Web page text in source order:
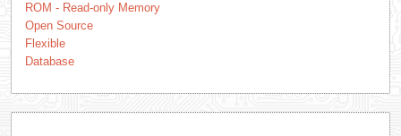
ROM - Read-only Memory
Open Source
Flexible
Database